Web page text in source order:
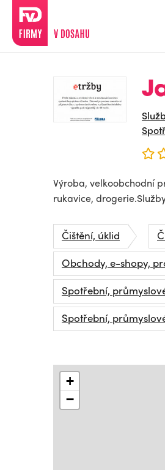
Výroba, velkoobchodní
rukavice,
Čištění, úklid
Obchody, e-shopy,
Spotřební,
Spotřební,
+
−